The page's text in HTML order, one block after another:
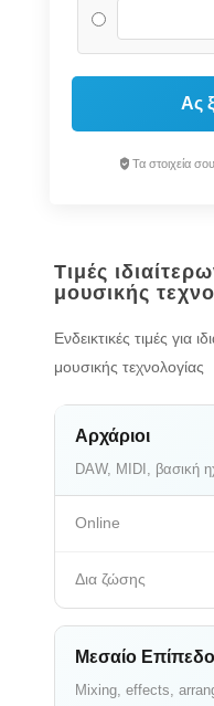
Ας
Τα στοιχεία
Τιμές
μουσικής
Ενδεικτικές τιμές για
μουσικής τεχνολογίας
Αρχάριοι
DAW, MIDI, βασική
Μεσαίο Επίπεδο
Mixing, effects,